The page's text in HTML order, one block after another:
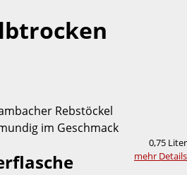
Rebstöckel
im Geschmack
0,75 Liter
mehr Details